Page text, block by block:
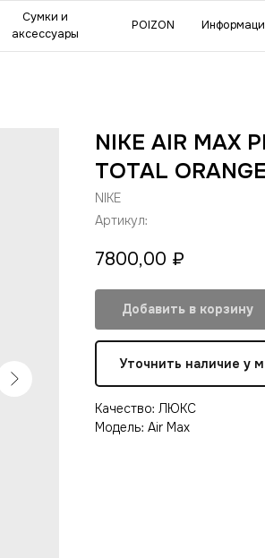
NIKE AIR MAX
TOTAL
NIKE
Артикул:
7800,00 ₽
Добавить в корзину
Уточнить наличие у
Качество: ЛЮКС
Модель: Air Max